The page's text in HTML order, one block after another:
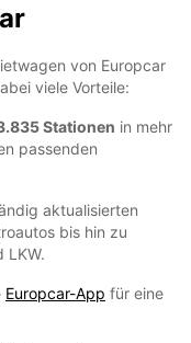
von Europcar
viele Vorteile:
Stationen in mehr
passenden
aktualisierten
bis hin zu
LKW.
Europcar-App für eine